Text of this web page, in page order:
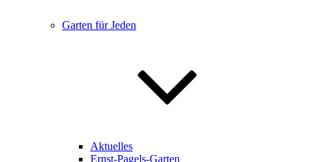
Garten für Jeden
Aktuelles
Ernst-Pagels-Garten